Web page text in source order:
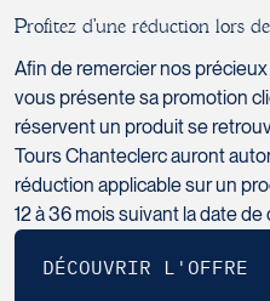
» plage en pension complète
25 repas : 10 déjeuners, 5
transferts en avion entre l’île
retour
tous les transferts avec
repas et boissons non
excursions facultatives
pourboires aux guides,
Profitez d’une réduction lors de
Afin de remercier nos
vous présente sa promotion
réservent un produit se
Tours Chanteclerc auront
réduction applicable sur un
12 à 36 mois suivant la date
Voyages Boislard Poirier
2840 Boulevard Laframboise
Saint-Hyacinthe
J2S 4Z1
Tél :450-774-6436 / 1-800-
Tél :418-653-9200 / 1-844-
Voyages CAA Québec
500 rue Bouvier - Suite 202
G2J 1E3